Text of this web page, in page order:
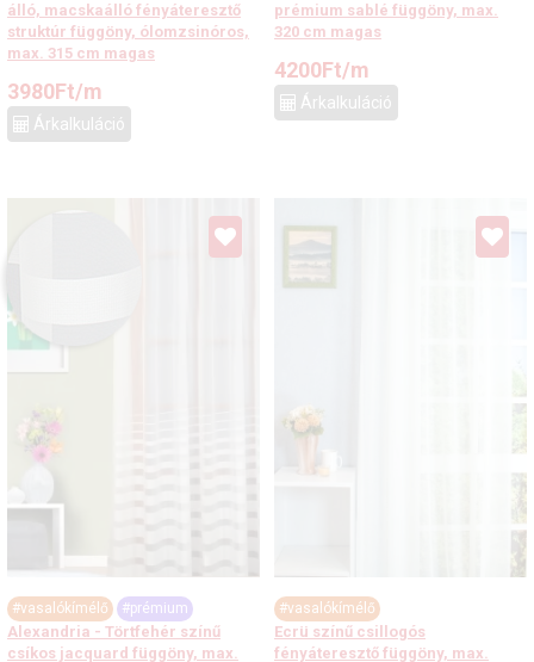
álló, macskaálló fényáteresztő
struktúr függöny, ólomzsinóros,
max. 315 cm magas
3980Ft/m
Árkalkuláció
prémium sablé függöny, max.
320 cm magas
4200Ft/m
Árkalkuláció
#vasalókímélő #prémium
Alexandria - Törtfehér színű
csíkos jacquard függöny, max.
#vasalókímélő
Ecrü színű csillogós
fényáteresztő függöny, max.